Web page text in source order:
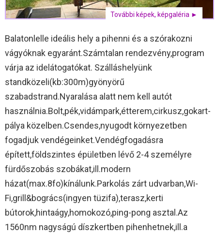
További képek, képgaléria ►
Balatonlelle ideális hely a pihenni és a szórakozni
vágyóknak egyaránt.Számtalan rendezvény,program
várja az idelátogatókat. Szálláshelyünk
standközeli(kb:300m)gyönyörű
szabadstrand.Nyaralása alatt nem kell autót
használnia.Bolt,pék,vidámpark,étterem,cirkusz,gokart-
pálya közelben.Csendes,nyugodt környezetben
fogadjuk vendégeinket.Vendégfogadásra
épített,földszintes épületben lévő 2-4 személyre
fürdőszobás szobákat,ill.modern
házat(max.8fo)kínálunk.Parkolás zárt udvarban,Wi-
Fi,grill&bogrács(ingyen tüzifa),terasz,kerti
bútorok,hintaágy,homokozó,ping-pong asztal.Az
1560nm nagyságú díszkertben pihenhetnek,ill.a